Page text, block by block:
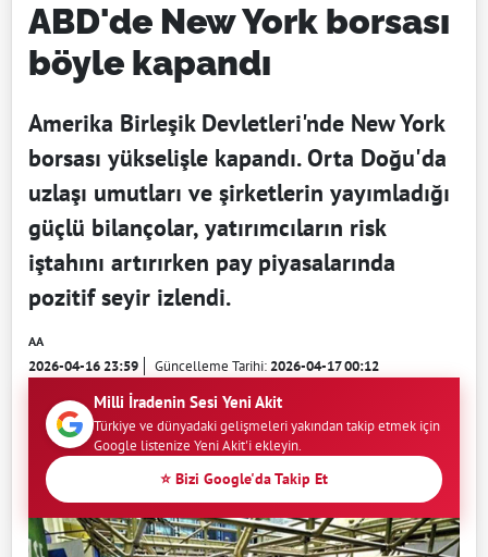
ABD'de New York borsası
böyle kapandı
Amerika Birleşik Devletleri'nde New York
borsası yükselişle kapandı. Orta Doğu'da
uzlaşı umutları ve şirketlerin yayımladığı
güçlü bilançolar, yatırımcıların risk
iştahını artırırken pay piyasalarında
pozitif seyir izlendi.
AA
2026-04-16 23:59 Güncelleme Tarihi:2026-04-17 00:12
Milli İradenin Sesi Yeni Akit
Türkiye ve dünyadaki gelişmeleri yakından takip etmek için
Google listenize Yeni Akit'i ekleyin.
⭐ Bizi Google'da Takip Et